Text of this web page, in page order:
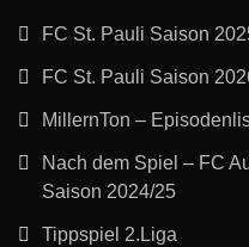
FC St. Pauli Saison
FC St. Pauli Saison
MillernTon –
Nach dem Spiel – FC
Saison 2024/25
Tippspiel 2.Liga